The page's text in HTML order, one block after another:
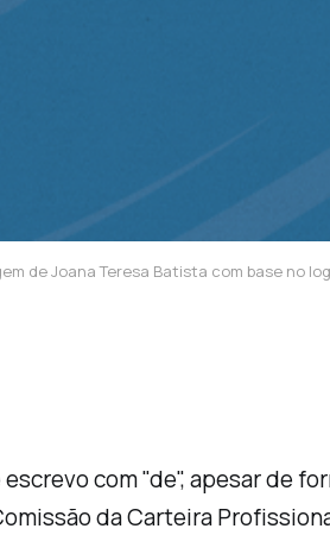
de Joana Teresa Batista com base no
com "de", apesar de
da Carteira